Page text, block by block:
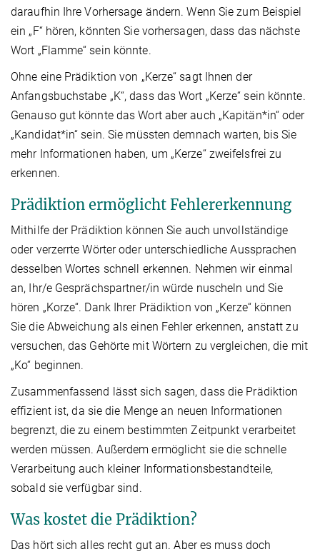
daraufhin Ihre Vorhersage ändern. Wenn Sie zum Beispiel
ein „F“ hören, könnten Sie vorhersagen, dass das nächste
Wort „Flamme“ sein könnte.
Ohne eine Prädiktion von „Kerze“ sagt Ihnen der
Anfangsbuchstabe „K“, dass das Wort „Kerze“ sein könnte.
Genauso gut könnte das Wort aber auch „Kapitän*in“ oder
„Kandidat*in“ sein. Sie müssten demnach warten, bis Sie
mehr Informationen haben, um „Kerze“ zweifelsfrei zu
erkennen.
Prädiktion ermöglicht Fehlererkennung
Mithilfe der Prädiktion können Sie auch unvollständige
oder verzerrte Wörter oder unterschiedliche Aussprachen
desselben Wortes schnell erkennen. Nehmen wir einmal
an, Ihr/e Gesprächspartner/in würde nuscheln und Sie
hören „Korze“. Dank Ihrer Prädiktion von „Kerze“ können
Sie die Abweichung als einen Fehler erkennen, anstatt zu
versuchen, das Gehörte mit Wörtern zu vergleichen, die mit
„Ko“ beginnen.
Zusammenfassend lässt sich sagen, dass die Prädiktion
effizient ist, da sie die Menge an neuen Informationen
begrenzt, die zu einem bestimmten Zeitpunkt verarbeitet
werden müssen. Außerdem ermöglicht sie die schnelle
Verarbeitung auch kleiner Informationsbestandteile,
sobald sie verfügbar sind.
Was kostet die Prädiktion?
Das hört sich alles recht gut an. Aber es muss doch